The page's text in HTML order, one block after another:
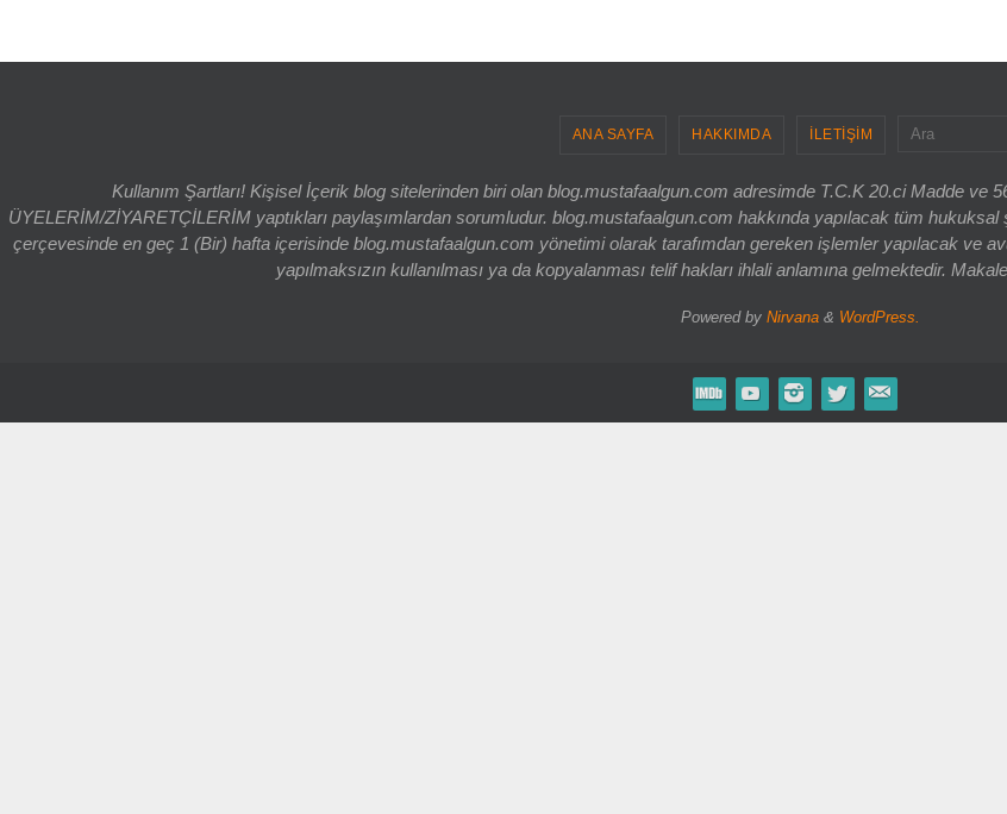
ANA SAYFA HAKKIMDA İLETİŞİM
Kullanım Şartları! Kişisel İçerik blog sitelerinden biri olan blog.mustafaalgun.com adresimde T.C.K 20.ci Madde ve
ÜYELERİM/ZİYARETÇİLERİM yaptıkları paylaşımlardan sorumludur. blog.mustafaalgun.com hakkında yapılacak tüm
çerçevesinde en geç 1 (Bir) hafta içerisinde blog.mustafaalgun.com yönetimi olarak tarafımdan gereken işlemler yapılacak ve
yapılmaksızın kullanılması ya da kopyalanması telif hakları ihlali anlamına gelmektedir.
Powered by Nirvana& WordPress.